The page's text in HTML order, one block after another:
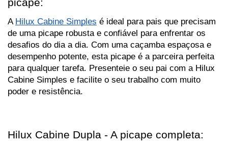
picape:
A Hilux Cabine Simples é ideal para pais que precisam
de uma picape robusta e confiável para enfrentar os
desafios do dia a dia. Com uma caçamba espaçosa e
desempenho potente, esta picape é a parceira perfeita
para qualquer tarefa. Presenteie o seu pai com a Hilux
Cabine Simples e facilite o seu trabalho com muito
poder e resistência.
Hilux Cabine Dupla - A picape completa: